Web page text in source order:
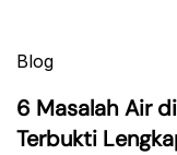
Blog
6 Masalah Air
Terbukti